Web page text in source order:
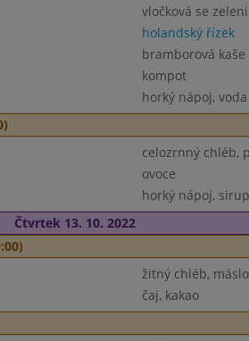
vločková se
holandský řízek
bramborová kaše
kompot
horký nápoj, voda
celozrnný chléb,
ovoce
horký nápoj, sirup
Čtvrtek 13. 10. 2022
žitný chléb,
čaj, kakao